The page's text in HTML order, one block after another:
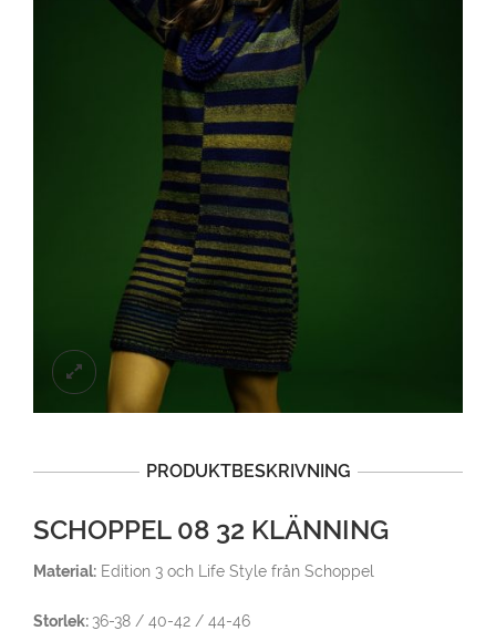
PRODUKTBESKRIVNING
SCHOPPEL 08 32 KLÄNNING
Material: Edition 3 och Life Style från Schoppel
Storlek: 36-38 / 40-42 / 44-46